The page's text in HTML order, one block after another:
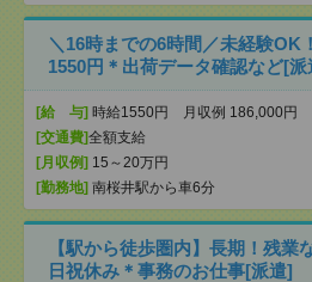
＼16時までの6時間／未経験OK
1550円＊出荷データ確認など[派
[給 与] 時給1550円 月収例 186,000円
[交通費]全額支給
[月収例] 15～20万円
[勤務地] 南桜井駅から車6分
【駅から徒歩圏内】長期！残業
日祝休み＊事務のお仕事[派遣]